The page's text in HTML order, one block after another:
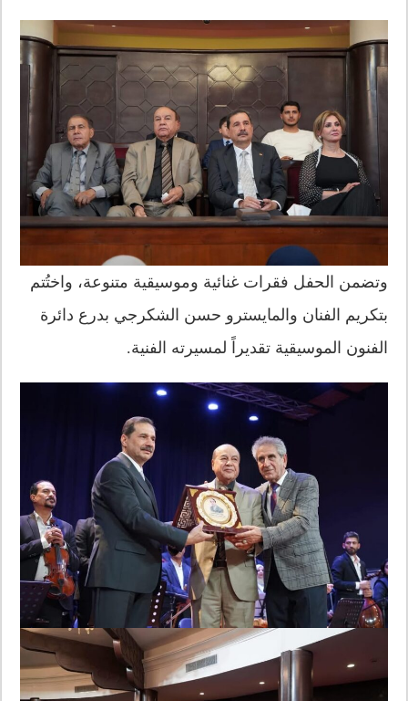
وتضمن الحفل فقرات غنائية وموسيقية متنوعة، واختُتم
بتكريم الفنان والمايسترو حسن الشكرجي بدرع دائرة
الفنون الموسيقية تقديراً لمسيرته الفنية.